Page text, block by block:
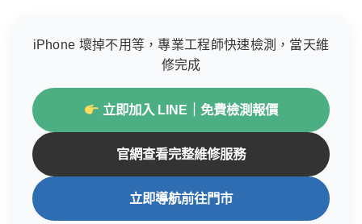
iPhone 壞掉不用等，專業工程師快速檢測，當天維
修完成
立即加入 LINE｜免費檢測報價
官網查看完整維修服務
立即導航前往門市